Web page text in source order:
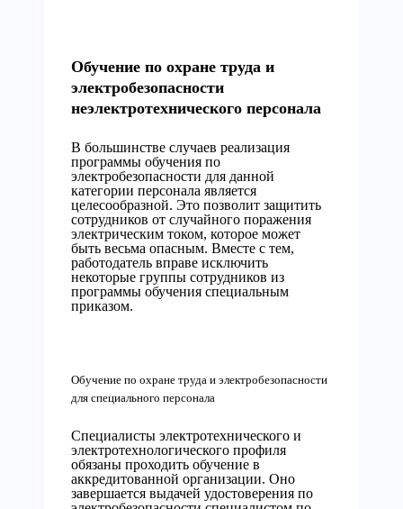
Обучение по охране труда и
электробезопасности
неэлектротехнического персонала
В большинстве случаев реализация
программы обучения по
электробезопасности для данной
категории персонала является
целесообразной. Это позволит защитить
сотрудников от случайного поражения
электрическим током, которое может
быть весьма опасным. Вместе с тем,
работодатель вправе исключить
некоторые группы сотрудников из
программы обучения специальным
приказом.
Обучение по охране труда и электробезопасности
для специального персонала
Специалисты электротехнического и
электротехнологического профиля
обязаны проходить обучение в
аккредитованной организации. Оно
завершается выдачей удостоверения по